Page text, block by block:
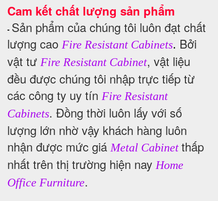
Cam kết chất lượng sản phẩm
- Sản phẩm của chúng tôi luôn đạt chất
lượng cao Fire Resistant Cabinets. Bởi
vật tư Fire Resistant Cabinet, vật liệu
đều được chúng tôi nhập trực tiếp từ
các công ty uy tín Fire Resistant
Cabinets. Đồng thời luôn lấy với số
lượng lớn nhờ vậy khách hàng luôn
nhận được mức giáMetal Cabinet thấp
nhất trên thị trường hiện nayHome
Office Furniture.